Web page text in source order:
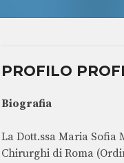
PROFILO
Biografia
La Dott.ssa Maria Sofia
Chirurghi di Roma